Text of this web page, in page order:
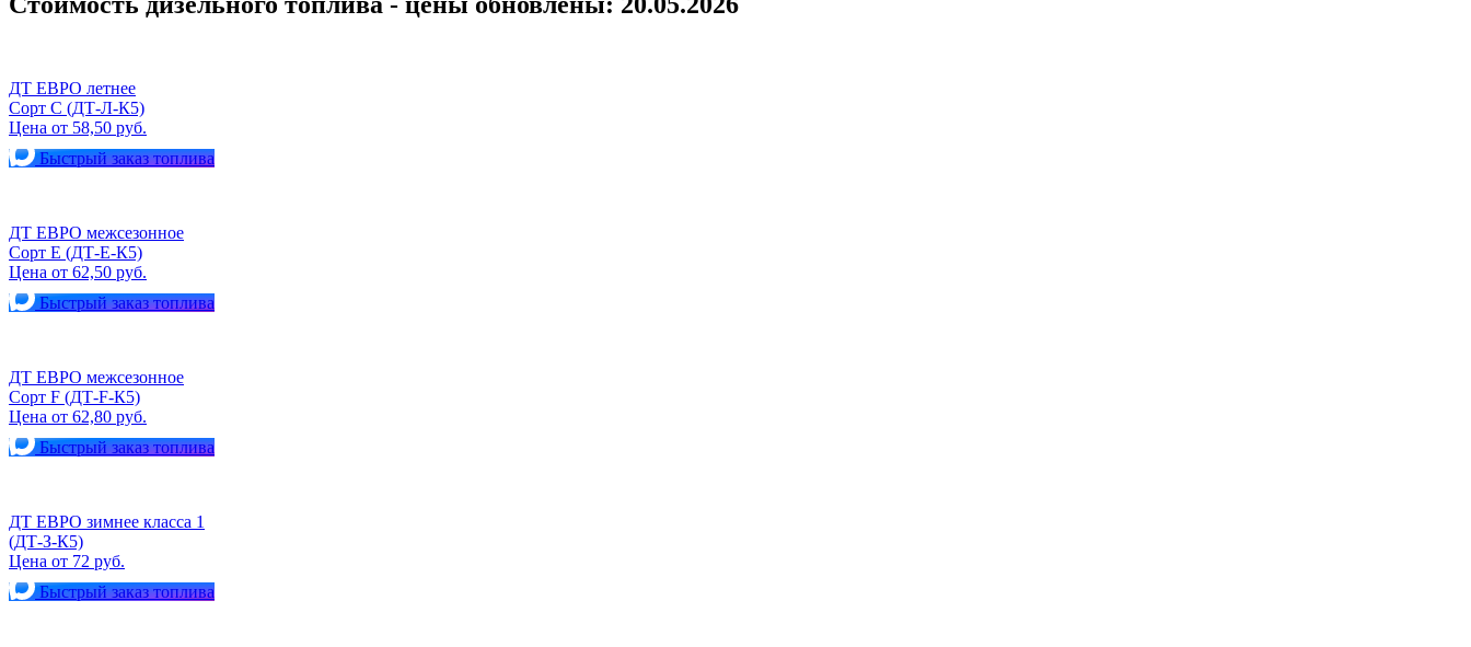
ДТ ЕВРО летнее
Сорт С (ДТ-Л-К5)
Цена от 58,50 руб.
Быстрый заказ топлива
ДТ ЕВРО межсезонное
Сорт Е (ДТ-Е-К5)
Цена от 62,50 руб.
Быстрый заказ топлива
ДТ ЕВРО межсезонное
Сорт F (ДТ-F-К5)
Цена от 62,80 руб.
Быстрый заказ топлива
ДТ ЕВРО зимнее класса 1
(ДТ-З-К5)
Цена от 72 руб.
Быстрый заказ топлива